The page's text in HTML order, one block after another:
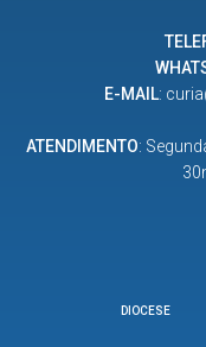
E-MAIL:
ATENDIMENTO:
DIOCESE